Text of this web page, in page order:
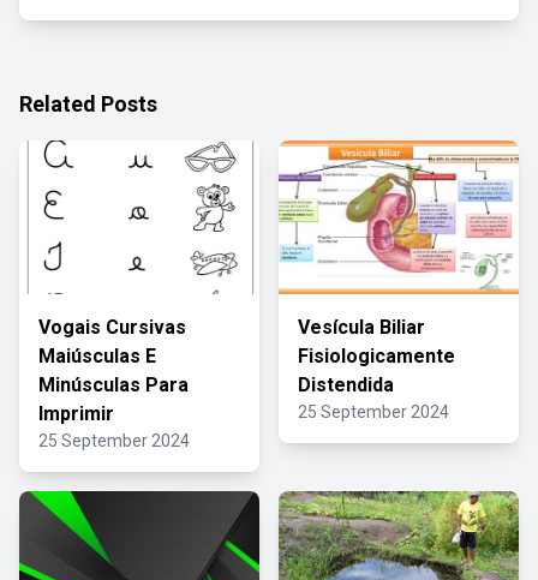
Related Posts
Vogais Cursivas
Maiúsculas E
Minúsculas Para
Imprimir
25 September 2024
Vesícula Biliar
Fisiologicamente
Distendida
25 September 2024